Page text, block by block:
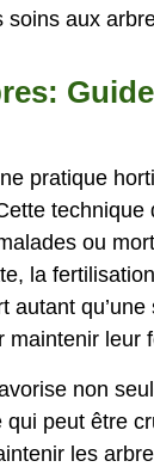
aux
pratique
ou
la
autant
maintenir leur
non
peut être
les